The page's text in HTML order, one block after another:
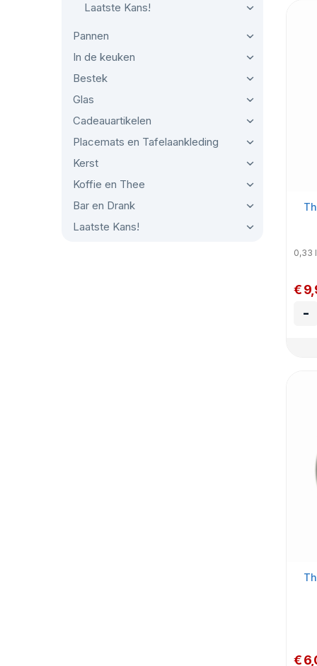
Laatste Kans!
Pannen
In de keuken
Bestek
Glas
Cadeauartikelen
Placemats en Tafelaankleding
Kerst
Koffie en Thee
Bar en Drank
Laatste Kans!
0,33 l
€
-
€